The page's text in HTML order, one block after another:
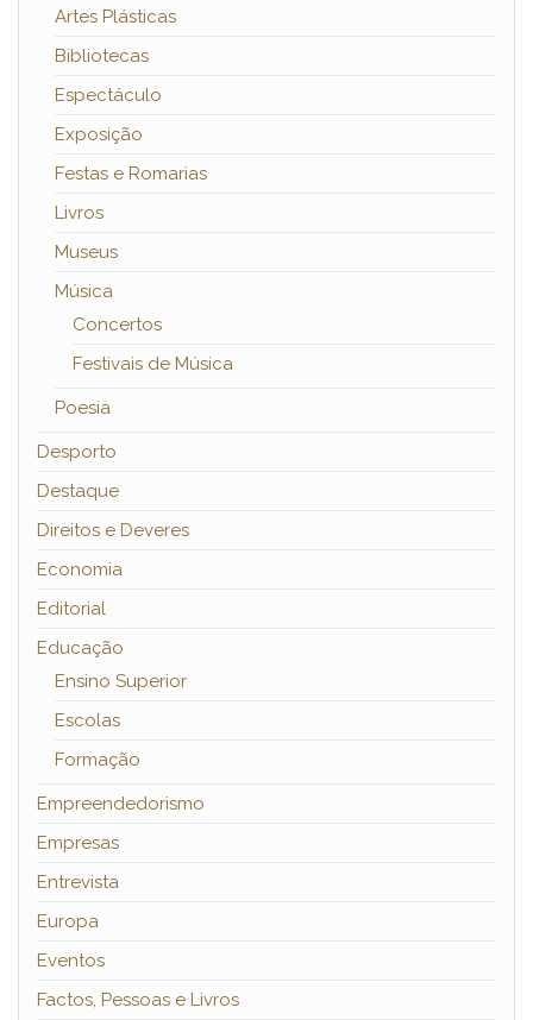
Artes Plásticas
Bibliotecas
Espectáculo
Exposição
Festas e Romarias
Livros
Museus
Música
Concertos
Festivais de Música
Poesia
Desporto
Destaque
Direitos e Deveres
Economia
Editorial
Educação
Ensino Superior
Escolas
Formação
Empreendedorismo
Empresas
Entrevista
Europa
Eventos
Factos, Pessoas e Livros